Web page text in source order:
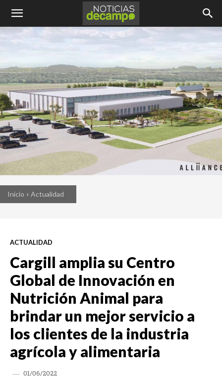
Inicio Actualidad
ACTUALIDAD
Cargill amplia su Centro
Global de Innovación en
Nutrición Animal para
brindar un mejor servicio a
los clientes de la industria
agrícola y alimentaria
01/06/2022